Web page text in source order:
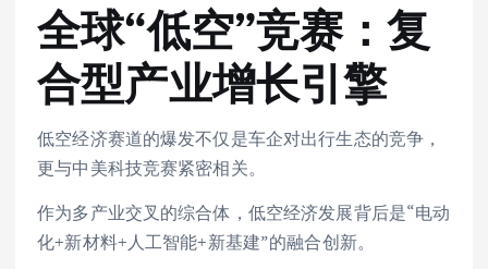
全球“低空”竞赛：复
合型产业增长引擎
低空经济赛道的爆发不仅是车企对出行生态的竞争，
更与中美科技竞赛紧密相关。
作为多产业交叉的综合体，低空经济发展背后是“电动
化+新材料+人工智能+新基建”的融合创新。